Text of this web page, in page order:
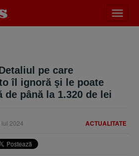
meniu
pe care
îl ignoră şi le poate
de până la 1.320 de lei
ACTUALITATE
iul 2024